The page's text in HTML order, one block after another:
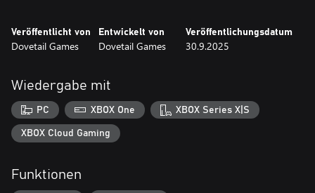
„TSW Compatible“-Inhalte, die für eine frühere Version von Train
Sim World® veröffentlicht wurden – die Funktionen können
Bestimmte Funktionen des Spiels, einschließlich der Online-
Kommunikation und anderer Online-Funktionen, sind
möglicherweise nicht über Xbox-Kinderkonten zugänglich. Bei
Xbox bezeichnet der Begriff „Kind“ Spieler unter 13 Jahren, sofern
Veröffentlicht von
Dovetail Games
Entwickelt von
Dovetail Games
Veröffentlichungsdatum
30.9.2025
Wiedergabe mit
PC XBOX One XBOX Series X|S
XBOX Cloud Gaming
Funktionen